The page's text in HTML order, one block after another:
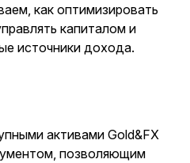
как оптимизировать
капиталом и
источники дохода.
активами Gold&FX
позволяющим